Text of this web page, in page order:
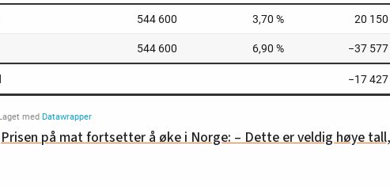
Prisen på mat fortsetter å øke i Norge: – Dette er veldig høye tall,